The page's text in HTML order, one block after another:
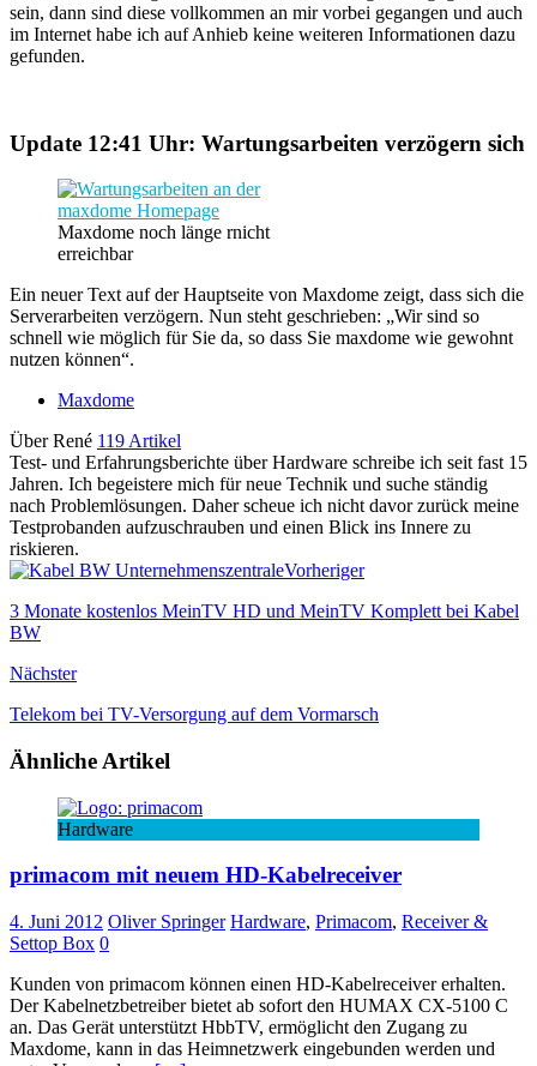
sein, dann sind diese vollkommen an mir vorbei gegangen und auch
im Internet habe ich auf Anhieb keine weiteren Informationen dazu
gefunden.
Update 12:41 Uhr: Wartungsarbeiten verzögern sich
Maxdome noch länge rnicht
erreichbar
Ein neuer Text auf der Hauptseite von Maxdome zeigt, dass sich die
Serverarbeiten verzögern. Nun steht geschrieben: „Wir sind so
schnell wie möglich für Sie da, so dass Sie maxdome wie gewohnt
nutzen können“.
Maxdome
Über René 119 Artikel
Test- und Erfahrungsberichte über Hardware schreibe ich seit fast 15
Jahren. Ich begeistere mich für neue Technik und suche ständig
nach Problemlösungen. Daher scheue ich nicht davor zurück meine
Testprobanden aufzuschrauben und einen Blick ins Innere zu
riskieren.
Vorheriger
3 Monate kostenlos MeinTV HD und MeinTV Komplett bei Kabel
BW
Nächster
Telekom bei TV-Versorgung auf dem Vormarsch
Ähnliche Artikel
Hardware
primacom mit neuem HD-Kabelreceiver
4. Juni 2012 Oliver Springer Hardware, Primacom, Receiver &
Settop Box 0
Kunden von primacom können einen HD-Kabelreceiver erhalten.
Der Kabelnetzbetreiber bietet ab sofort den HUMAX CX-5100 C
an. Das Gerät unterstützt HbbTV, ermöglicht den Zugang zu
Maxdome, kann in das Heimnetzwerk eingebunden werden und